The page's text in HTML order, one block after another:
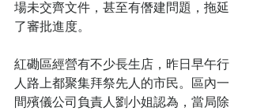
場未交齊文件，甚至有僭建問題，拖延
了審批進度。
紅磡區經營有不少長生店，昨日早午行
人路上都聚集拜祭先人的市民。區內一
間殯儀公司負責人劉小姐認為，當局除